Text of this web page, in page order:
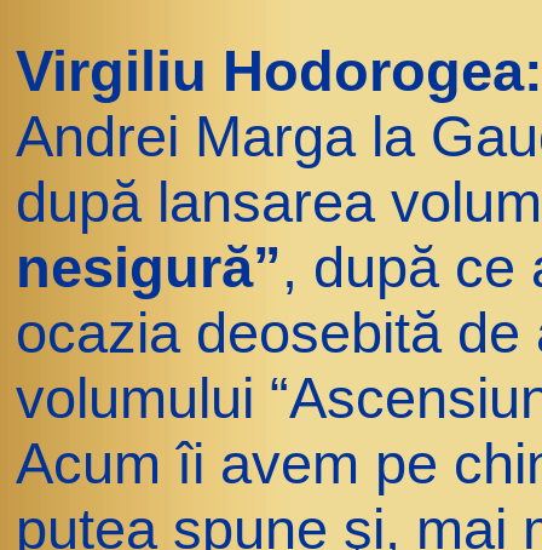
Virgiliu
Andrei Marga la
după lansarea
nesigură”, după ce
ocazia deosebită
volumului
Acum îi avem pe
putea spune şi, mai